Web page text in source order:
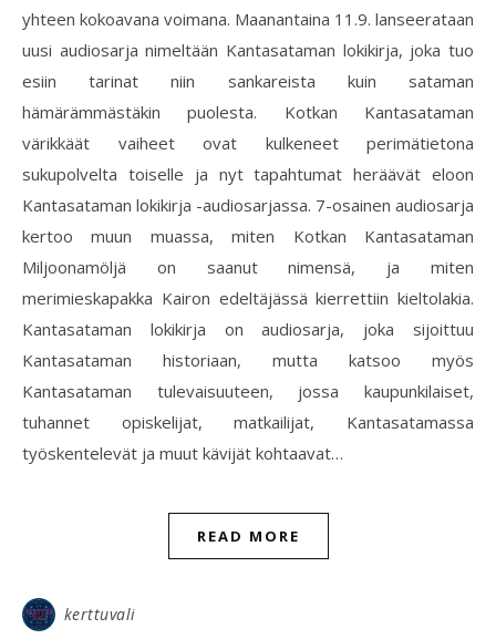
yhteen kokoavana voimana. Maanantaina 11.9. lanseerataan
uusi audiosarja nimeltään Kantasataman lokikirja, joka tuo
esiin tarinat niin sankareista kuin sataman
hämärämmästäkin puolesta. Kotkan Kantasataman
värikkäät vaiheet ovat kulkeneet perimätietona
sukupolvelta toiselle ja nyt tapahtumat heräävät eloon
Kantasataman lokikirja -audiosarjassa. 7-osainen audiosarja
kertoo muun muassa, miten Kotkan Kantasataman
Miljoonamöljä on saanut nimensä, ja miten
merimieskapakka Kairon edeltäjässä kierrettiin kieltolakia.
Kantasataman lokikirja on audiosarja, joka sijoittuu
Kantasataman historiaan, mutta katsoo myös
Kantasataman tulevaisuuteen, jossa kaupunkilaiset,
tuhannet opiskelijat, matkailijat, Kantasatamassa
työskentelevät ja muut kävijät kohtaavat…
READ MORE
kerttuvali